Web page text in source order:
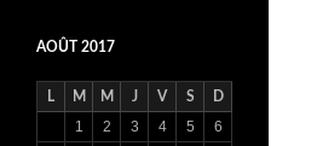
AOÛT 2017
L M M J V S D
1 2 3 4 5
6